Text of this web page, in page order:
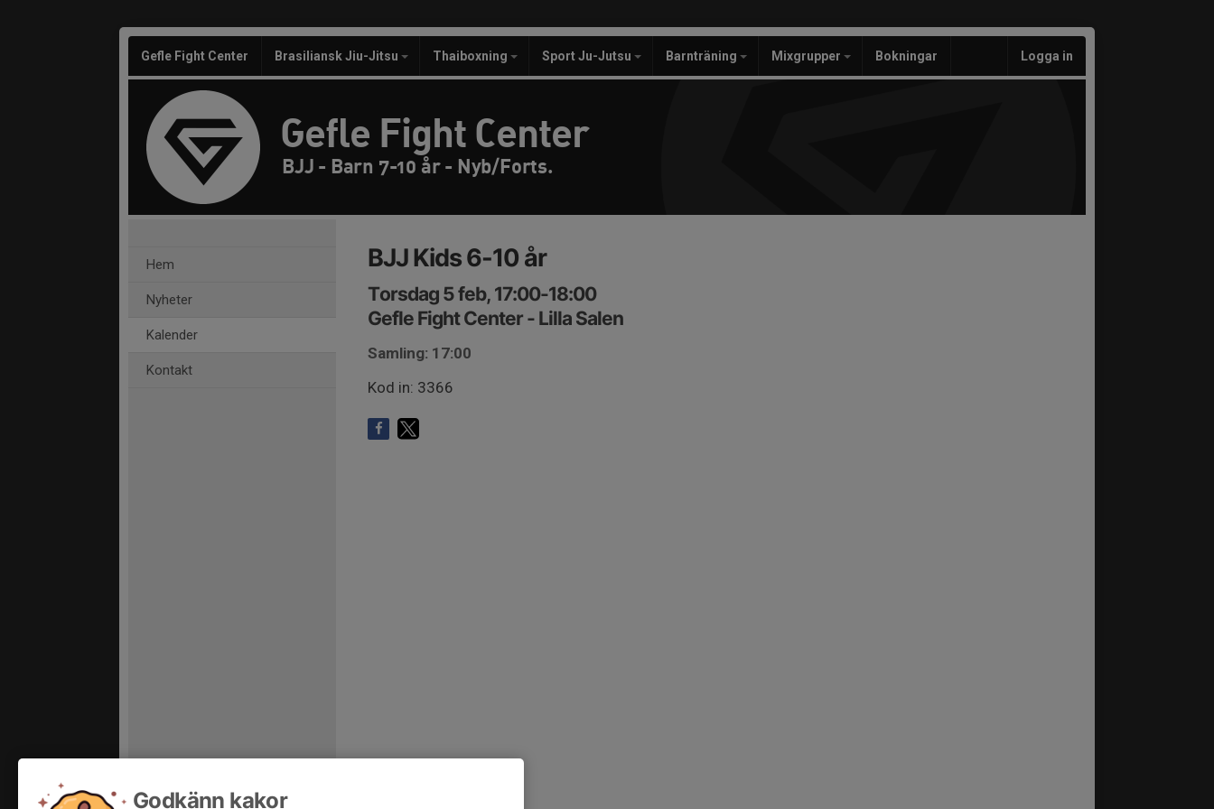
Gefle Fight Center Brasiliansk Jiu-Jitsu Thaiboxning Sport Ju-Jutsu Barnträning Mixgrupper Bokningar Logga in
Gefle Fight Center
BJJ - Barn 7-10 år - Nyb/Forts.
Hem
Nyheter
Kalender
Kontakt
BJJ Kids 6-10 år
Torsdag 5 feb, 17:00-18:00
Gefle Fight Center - Lilla Salen
Samling: 17:00
Kod in: 3366
Godkänn kakor